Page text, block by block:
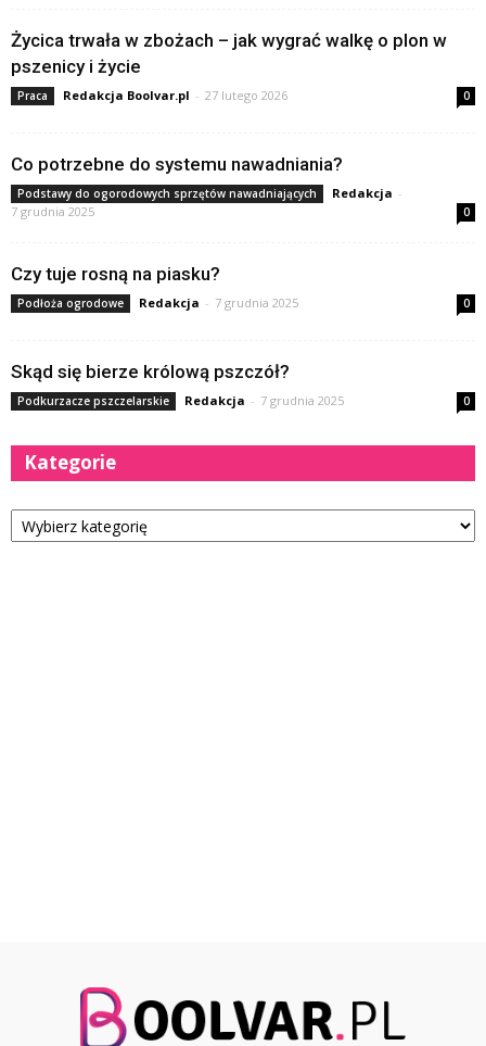
Życica trwała w zbożach – jak wygrać walkę o plon w
pszenicy i życie
Praca Redakcja Boolvar.pl - 27 lutego 2026 0
Co potrzebne do systemu nawadniania?
Podstawy do ogorodowych sprzętów nawadniających Redakcja -
7 grudnia 2025
0
Czy tuje rosną na piasku?
Podłoża ogrodowe Redakcja - 7 grudnia 2025 0
Skąd się bierze królową pszczół?
Podkurzacze pszczelarskie Redakcja - 7 grudnia 2025 0
Kategorie
Kategorie